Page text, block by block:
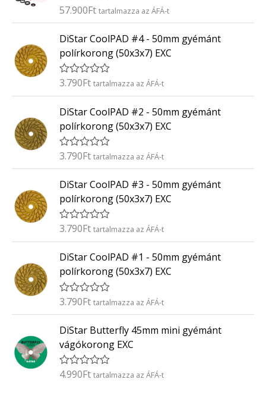
É
é
e
l
s
:
/
5
57.900Ft tartalmazza az ÁFÁ-t
DiStar CoolPAD #4 - 50mm gyémánt
polírkorong (50x3x7) EXC
É
é
e
l
é
s
:
/
5
3.790Ft tartalmazza az ÁFÁ-t
DiStar CoolPAD #2 - 50mm gyémánt
polírkorong (50x3x7) EXC
É
é
e
l
s
:
/
5
3.790Ft tartalmazza az ÁFÁ-t
DiStar CoolPAD #3 - 50mm gyémánt
polírkorong (50x3x7) EXC
É
é
e
l
é
s
:
/
5
3.790Ft tartalmazza az ÁFÁ-t
DiStar CoolPAD #1 - 50mm gyémánt
polírkorong (50x3x7) EXC
É
é
e
l
s
3.790Ft tartalmazza az ÁFÁ-t
DiStar Butterfly 45mm mini gyémánt
vágókorong EXC
É
4.990Ft tartalmazza az ÁFÁ-t